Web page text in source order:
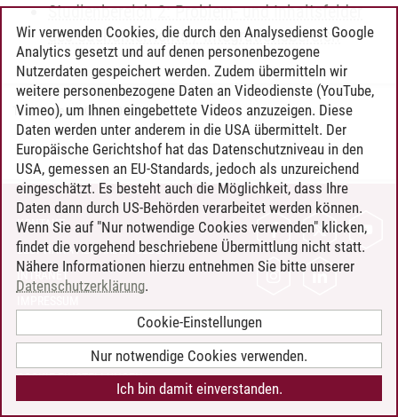
Studienbereich 2: Problem- und Inhaltsfelder
des Sachunterrichts / Integrationsbereich
Timo Leder/30.06.2024
KONTAKT
LEUPHANA ALS ARBEITGEBER
INTRANET
BARRIEREFREIHEIT
COOKIE-EINSTELLUNGEN
Wir verwenden Cookies, die durch den Analysedienst Google
Analytics gesetzt und auf denen personenbezogene
Nutzerdaten gespeichert werden. Zudem übermitteln wir
weitere personenbezogene Daten an Videodienste (YouTube,
Vimeo), um Ihnen eingebettete Videos anzuzeigen. Diese
Daten werden unter anderem in die USA übermittelt. Der
Europäische Gerichtshof hat das Datenschutzniveau in den
USA, gemessen an EU-Standards, jedoch als unzureichend
eingeschätzt. Es besteht auch die Möglichkeit, dass Ihre
Daten dann durch US-Behörden verarbeitet werden können.
Wenn Sie auf "Nur notwendige Cookies verwenden" klicken,
findet die vorgehend beschriebene Übermittlung nicht statt.
Nähere Informationen hierzu entnehmen Sie bitte unserer
Datenschutzerklärung.
Cookie-Einstellungen
Nur notwendige Cookies verwenden.
Ich bin damit einverstanden.